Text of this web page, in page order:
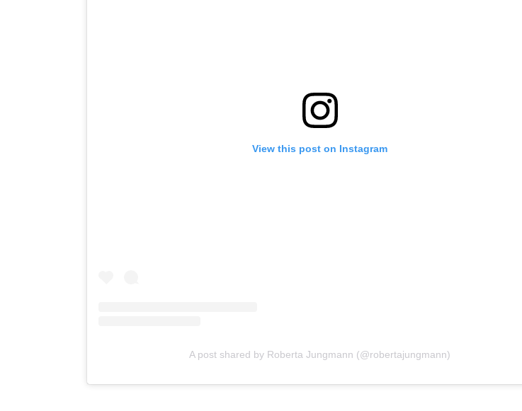
View this post on Instagram
A post shared by Roberta Jungmann (@robertajungmann)